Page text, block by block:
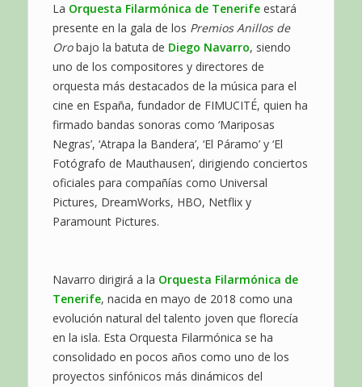
La Orquesta Filarmónica de Tenerifeestará
presente en la gala de los Premios Anillos de
Orobajo la batuta de Diego Navarro, siendo
uno de los compositores y directores de
orquesta más destacados de la música para el
cine en España, fundador de FIMUCITÉ, quien ha
firmado bandas sonoras como ‘Mariposas
Negras’, ‘Atrapa la Bandera’, ‘El Páramo’ y ‘El
Fotógrafo de Mauthausen’, dirigiendo conciertos
oficiales para compañías como Universal
Pictures, DreamWorks, HBO, Netflix y
Paramount Pictures.
Navarro dirigirá a la Orquesta Filarmónica de
Tenerife, nacida en mayo de 2018 como una
evolución natural del talento joven que florecía
en la isla. Esta Orquesta Filarmónica se ha
consolidado en pocos años como uno de los
proyectos sinfónicos más dinámicos del